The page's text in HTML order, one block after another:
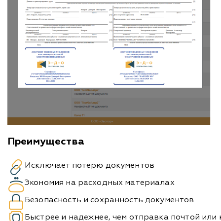
Преимущества
Исключает потерю документов
Экономия на расходных материалах
Безопасность и сохранность документов
Быстрее и надежнее, чем отправка почтой или